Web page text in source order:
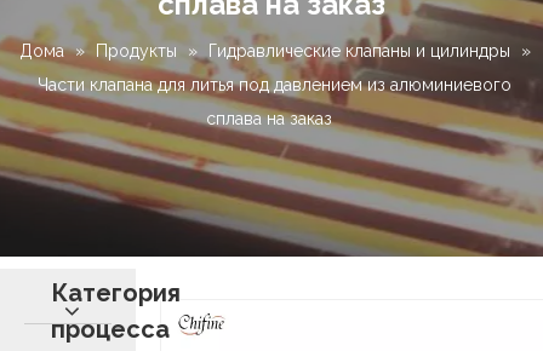
Дома » Продукты » Гидравлические клапаны и цилиндры
»
Части клапана для литья под давлением из алюминиевого
сплава на заказ
Категория
процесса